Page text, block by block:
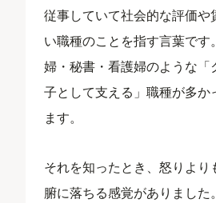
従事していて社会的な評価や
い職種のことを指す言葉です
婦・秘書・看護婦のような「
子として支える」職種が多か
ます。
それを知ったとき、怒りより
腑に落ちる感覚がありました